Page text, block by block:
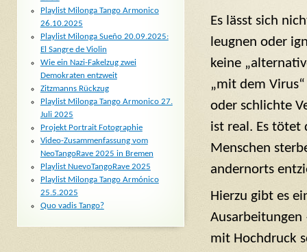
Es lässt sich
leugnen oder
keine
„mit dem
oder schlichte
ist real. Es tötet
Menschen
andernorts
Hierzu gibt es
Ausarbeitungen
mit Hochdruck
Playlist Milonga Tango Armonico
26.10.2025
Playlist Milonga Sueño 20.09.2025:
El Sangre de Violin
Wie ein Nazi-Fakelzug zwei
Demokraten entzweit
Zitzmanns Rückzug
Playlist Milonga Tango Armonico 27.
Juli 2025
Projekt Portrait Fotographie
Video-Zusammenfassung vom
NeoTangoRave 2025 in Bremen
Playlist NuevoTangoRave 2025
Playlist Milonga Tango Armónico
25.5.2025
Quo vadis Tango?